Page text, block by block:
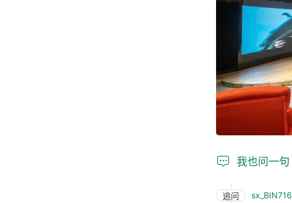
 我也问一句
追问 sx_BIN716